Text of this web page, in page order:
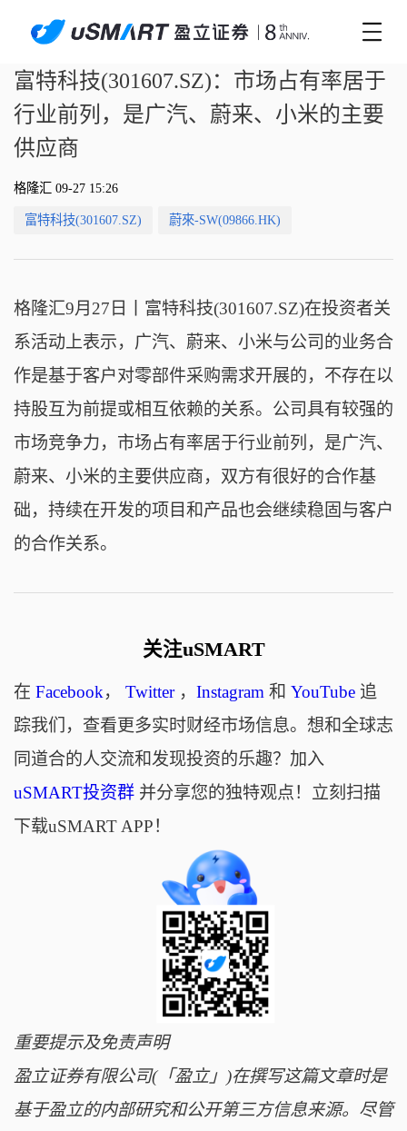
富特科技(301607.SZ)：市场占有率居于
行业前列，是广汽、蔚来、小米的主要
供应商
格隆汇 09-27 15:26
富特科技(301607.SZ) 蔚來-SW(09866.HK)
格隆汇9月27日丨 富特科技(301607.SZ)在投资者关
系活动上表示， 广汽、蔚来、小米与公司的业务合
作是基于客户对零部件采购需求开展的，不存在以
持股互为前提或相互依赖的关系。公司具有较强的
市场竞争力，市场占有率居于行业前列，是广汽、
蔚来、小米的主要供应商，双方有很好的合作基
础，持续在开发的项目和产品也会继续稳固与客户
的合作关系。
关注uSMART
在 Facebook， Twitter， Instagram和 YouTube追
踪我们，查看更多实时财经市场信息。想和全球志
同道合的人交流和发现投资的乐趣？加入
uSMART投资群并分享您的独特观点！立刻扫描
下载uSMART APP！
重要提示及免责声明
盈立证券有限公司(「盈立」)在撰写这篇文章时是
基于盈立的内部研究和公开第三方信息来源。尽管